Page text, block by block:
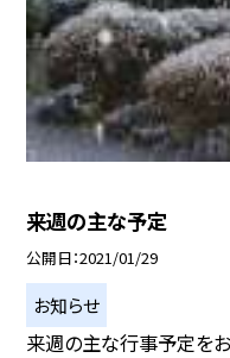
来週の主な予定
公開日 2021/01/29
お知らせ
来週の主な行事予定をお